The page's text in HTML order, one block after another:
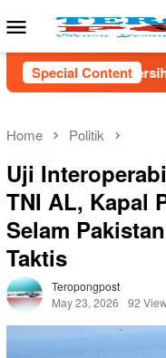
to
Mobile
Menu
Special Content
Terdampak
Home Politik
Uji
TNI AL, Kapal
Selam
Taktis
Teropongpost
May 23, 2026
92